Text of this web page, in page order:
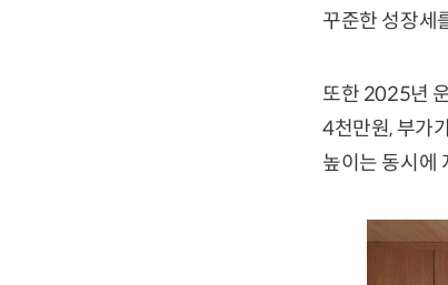
꾸준한 성장세
또한 2025년
4천만원, 부가
높이는 동시에